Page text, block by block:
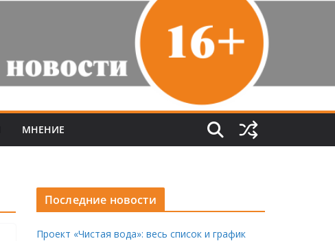
МНЕНИЕ
Последние новости
Проект «Чистая вода»: весь список и график